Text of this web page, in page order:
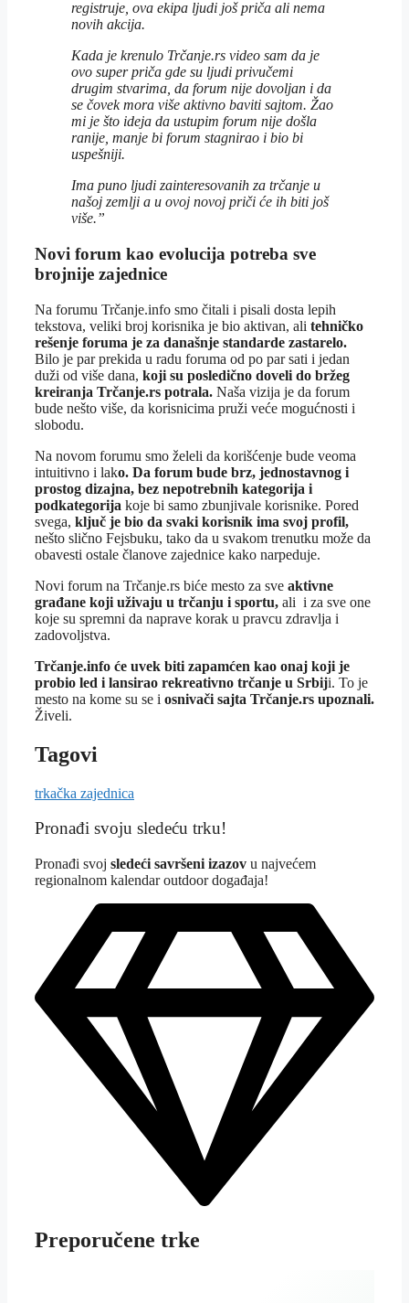
registruje, ova ekipa ljudi još priča ali nema
novih akcija.
Kada je krenulo Trčanje.rs video sam da je
ovo super priča gde su ljudi privučemi
drugim stvarima, da forum nije dovoljan i da
se čovek mora više aktivno baviti sajtom. Žao
mi je što ideja da ustupim forum nije došla
ranije, manje bi forum stagnirao i bio bi
uspešniji.
Ima puno ljudi zainteresovanih za trčanje u
našoj zemlji a u ovoj novoj priči će ih biti još
više.”
Novi forum kao evolucija potreba sve
brojnije zajednice
Na forumu Trčanje.info smo čitali i pisali dosta lepih
tekstova, veliki broj korisnika je bio aktivan, ali tehničko
rešenje foruma je za današnje standarde zastarelo.
Bilo je par prekida u radu foruma od po par sati i jedan
duži od više dana, koji su posledično doveli do bržeg
kreiranja Trčanje.rs potrala. Naša vizija je da forum
bude nešto više, da korisnicima pruži veće mogućnosti i
slobodu.
Na novom forumu smo želeli da korišćenje bude veoma
intuitivno i lako. Da forum bude brz, jednostavnog i
prostog dizajna, bez nepotrebnih kategorija i
podkategorija koje bi samo zbunjivale korisnike. Pored
svega, ključ je bio da svaki korisnik ima svoj profil,
nešto slično Fejsbuku, tako da u svakom trenutku može da
obavesti ostale članove zajednice kako narpeduje.
Novi forum na Trčanje.rs biće mesto za sve aktivne
građane koji uživaju u trčanju i sportu, ali i za sve one
koje su spremni da naprave korak u pravcu zdravlja i
zadovoljstva.
Trčanje.info će uvek biti zapamćen kao onaj koji je
probio led i lansirao rekreativno trčanje u Srbiji. To je
mesto na kome su se i osnivači sajta Trčanje.rs upoznali.
Živeli.
Tagovi
trkačka zajednica
Pronađi svoju sledeću trku!
Pronađi svoj sledeći savršeni izazov u najvećem
regionalnom kalendar outdoor događaja!
Preporučene trke